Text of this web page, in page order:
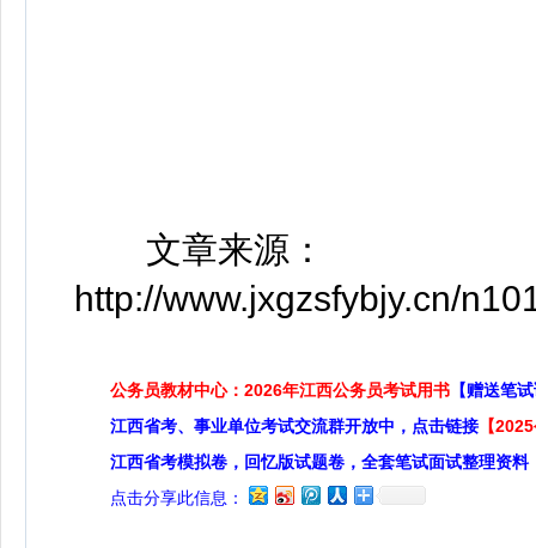
文章来源：
http://www.jxgzsfybjy.cn/
公务员教材中心：2026年江西公务员考试用书 【赠送笔
江西省考、事业单位考试交流群开放中，点击链接 【
江西省考模拟卷，回忆版试题卷，全套笔试面试整理资料
点击分享此信息：